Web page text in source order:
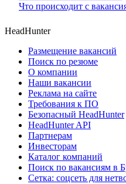
Что происходит с
HeadHunter
Размещение вакансий
Поиск по резюме
О компании
Наши вакансии
Реклама на сайте
Требования к ПО
Безопасный HeadHunter
HeadHunter API
Партнерам
Инвесторам
Каталог компаний
Поиск по вакансиям в
Сетка: соцсеть для